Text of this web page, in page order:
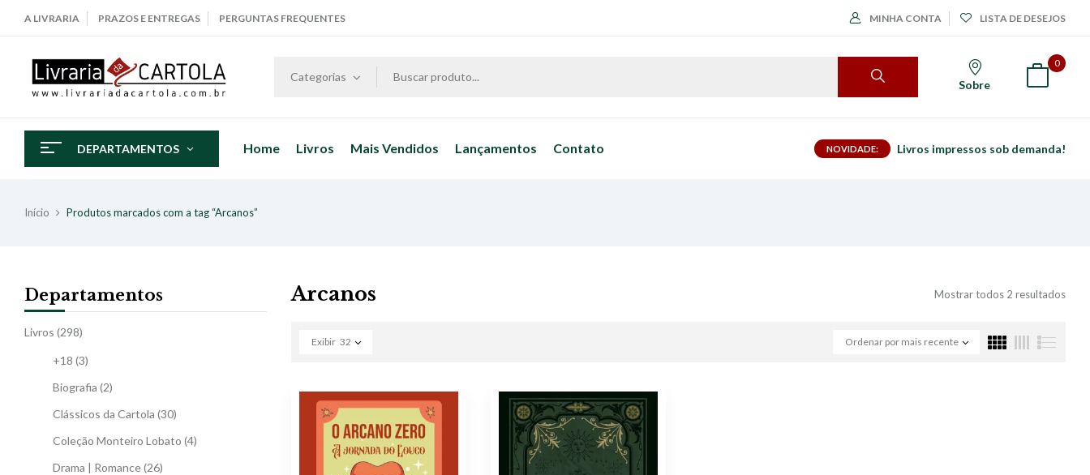
A LIVRARIA PRAZOS E ENTREGAS PERGUNTAS FREQUENTES MINHA CONTA LISTA DE DESEJOS
Categorias
Sobre
0
DEPARTAMENTOS Home Livros Mais Vendidos Lançamentos Contato NOVIDADE: Livros impressos sob demanda!
Início Produtos marcados com a tag “Arcanos”
Departamentos
Livros (298)
+18 (3)
Biografia (2)
Clássicos da Cartola (30)
Coleção Monteiro Lobato (4)
Drama | Romance(26)
Arcanos Mostrar todos 2 resultados
Ordenar por mais recente
Exibir 32